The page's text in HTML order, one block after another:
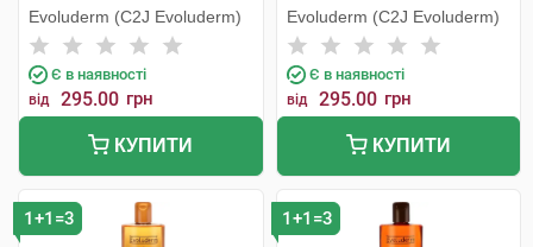
флакон
Evoluderm (C2J Evoluderm)
Є в наявності
від 295.00 грн
КУПИТИ
волосся 400 мл 1 флакон
Evoluderm (C2J Evoluderm)
Є в наявності
від 295.00 грн
КУПИТИ
1+1=3 1+1=3